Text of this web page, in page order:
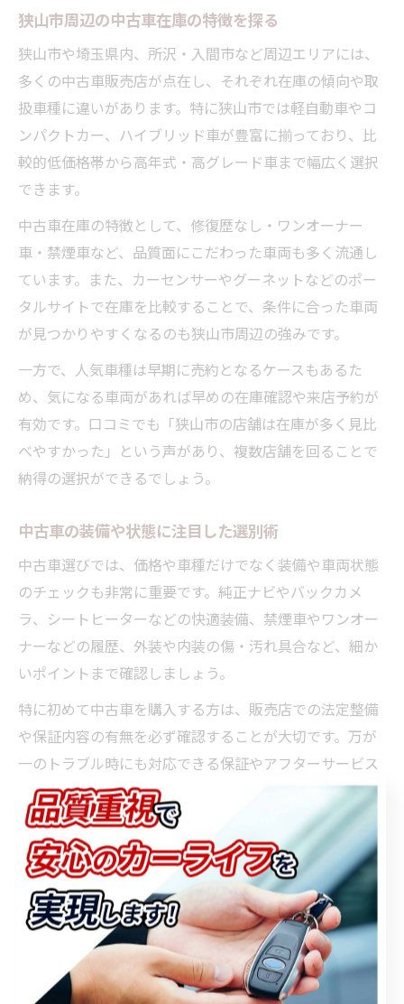
狭山市周辺の中古車在庫の特徴を探る
狭山市や埼玉県内、所沢・入間市など周辺エリアには、
多くの中古車販売店が点在し、それぞれ在庫の傾向や取
扱車種に違いがあります。特に狭山市では軽自動車やコ
ンパクトカー、ハイブリッド車が豊富に揃っており、比
較的低価格帯から高年式・高グレード車まで幅広く選択
できます。
中古車在庫の特徴として、修復歴なし・ワンオーナー
車・禁煙車など、品質面にこだわった車両も多く流通し
ています。また、カーセンサーやグーネットなどのポー
タルサイトで在庫を比較することで、条件に合った車両
が見つかりやすくなるのも狭山市周辺の強みです。
一方で、人気車種は早期に売約となるケースもあるた
め、気になる車両があれば早めの在庫確認や来店予約が
有効です。口コミでも「狭山市の店舗は在庫が多く見比
べやすかった」という声があり、複数店舗を回ることで
納得の選択ができるでしょう。
中古車の装備や状態に注目した選別術
中古車選びでは、価格や車種だけでなく装備や車両状態
のチェックも非常に重要です。純正ナビやバックカメ
ラ、シートヒーターなどの快適装備、禁煙車やワンオー
ナーなどの履歴、外装や内装の傷・汚れ具合など、細か
いポイントまで確認しましょう。
特に初めて中古車を購入する方は、販売店での法定整備
や保証内容の有無を必ず確認することが大切です。万が
一のトラブル時にも対応できる保証やアフターサービス
が備わっているかどうかで、購入後の安心感が大きく変
わります。
具体的な選別方法としては、実車確認時に車検証や整備
記録簿でメンテナンス履歴をチェックし、気になる点は
スタッフに質問しましょう。購入後の失敗例として「装
備不足で不便だった」「整備履歴が不明で不安だった」
という声もあるため、納得できるまで確認を怠らないこ
とが成功の秘訣です。